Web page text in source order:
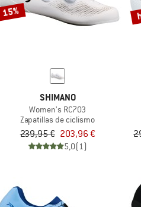
15%
SHIMANO
Women's RC703
Zapatillas de ciclismo
239,95 € 203,96 €
5,0(1)